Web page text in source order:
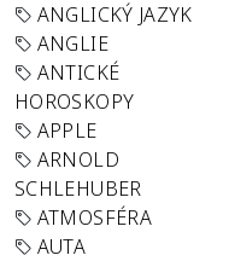
ANGLICKÝ JAZYK
ANGLIE
ANTICKÉ
HOROSKOPY
APPLE
ARNOLD
SCHLEHUBER
ATMOSFÉRA
AUTA